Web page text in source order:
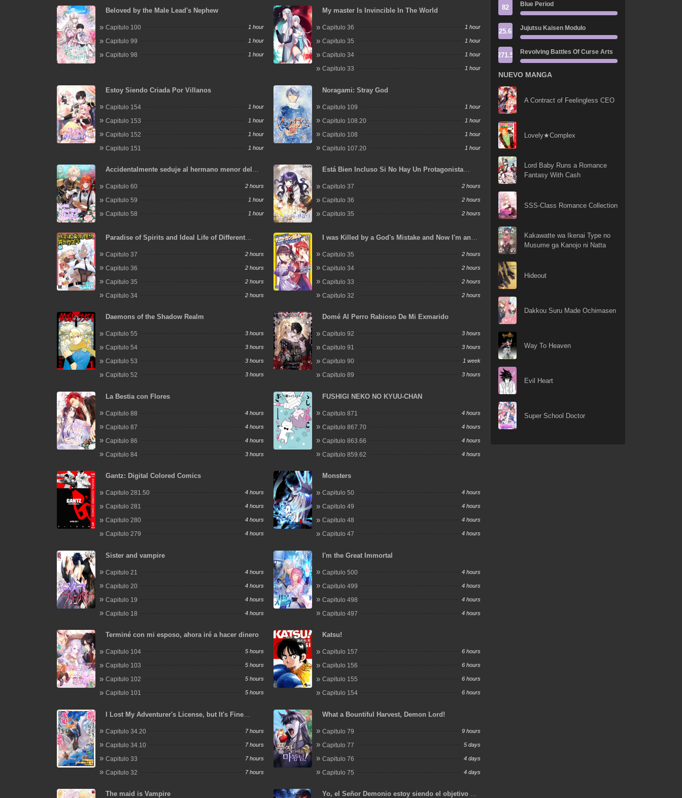
Beloved by the Male Lead's Nephew
Capitulo 100 1 hour
Capitulo 99 1 hour
Capitulo 98 1 hour
My master Is Invincible In The World
Capitulo 36 1 hour
Capitulo 35 1 hour
Capitulo 34 1 hour
Capitulo 33 1 hour
Estoy Siendo Criada Por Villanos
Capitulo 154 1 hour
Capitulo 153 1 hour
Capitulo 152 1 hour
Capitulo 151 1 hour
Noragami: Stray God
Capitulo 109 1 hour
Capitulo 108.20 1 hour
Capitulo 108 1 hour
Capitulo 107.20 1 hour
Accidentalmente seduje al hermano menor del
Capitulo 60 2 hours
Capitulo 59 1 hour
Capitulo 58 1 hour
Está Bien Incluso Si No Hay Un Protagonista
Capitulo 37 2 hours
Capitulo 36 2 hours
Capitulo 35 2 hours
Paradise of Spirits and Ideal Life of Different
Capitulo 37 2 hours
Capitulo 36 2 hours
Capitulo 35 2 hours
Capitulo 34 2 hours
I was Killed by a God's Mistake and Now I'm an
World
Capitulo 35 2 hours
Capitulo 34 2 hours
Capitulo 33 2 hours
Capitulo 32 2 hours
Daemons of the Shadow Realm
Capitulo 55 3 hours
Capitulo 54 3 hours
Capitulo 53 3 hours
Capitulo 52 3 hours
Domé Al Perro Rabioso De Mi Exmarido
Capitulo 92 3 hours
Capitulo 91 3 hours
Capitulo 90 1 week
Capitulo 89 3 hours
La Bestia con Flores
Capitulo 88 4 hours
Capitulo 87 4 hours
Capitulo 86 4 hours
Capitulo 84 3 hours
FUSHIGI NEKO NO KYUU-CHAN
Capitulo 871 4 hours
Capitulo 867.70 4 hours
Capitulo 863.66 4 hours
Capitulo 859.62 4 hours
Gantz: Digital Colored Comics
Capitulo 281.50 4 hours
Capitulo 281 4 hours
Capitulo 280 4 hours
Capitulo 279 4 hours
Monsters
Capitulo 50 4 hours
Capitulo 49 4 hours
Capitulo 48 4 hours
Capitulo 47 4 hours
Sister and vampire
Capitulo 21 4 hours
Capitulo 20 4 hours
Capitulo 19 4 hours
Capitulo 18 4 hours
I'm the Great Immortal
Capitulo 500 4 hours
Capitulo 499 4 hours
Capitulo 498 4 hours
Capitulo 497 4 hours
Terminé con mi esposo, ahora iré a hacer dinero
Capitulo 104 5 hours
Capitulo 103 5 hours
Capitulo 102 5 hours
Capitulo 101 5 hours
Katsu!
Capitulo 157 6 hours
Capitulo 156 6 hours
Capitulo 155 6 hours
Capitulo 154 6 hours
I Lost My Adventurer's License, but It's Fine
Capitulo 34.20 7 hours
Capitulo 34.10 7 hours
Capitulo 33 7 hours
Capitulo 32 7 hours
What a Bountiful Harvest, Demon Lord!
Capitulo 79 9 hours
Capitulo 77 5 days
Capitulo 76 4 days
Capitulo 75 4 days
The maid is Vampire
Yo, el Señor Demonio estoy siendo el objetivo de
82 Blue Period
25.6 Jujutsu Kaisen Modulo
271.5 Revolving Battles Of Curse Arts
NUEVO MANGA
A Contract of Feelingless CEO
Lovely★Complex
Lord Baby Runs a Romance
Fantasy With Cash
SSS-Class Romance Collection
Kakawatte wa Ikenai Type no
Musume ga Kanojo ni Natta
Hideout
Dakkou Suru Made Ochimasen
Way To Heaven
Evil Heart
Super School Doctor